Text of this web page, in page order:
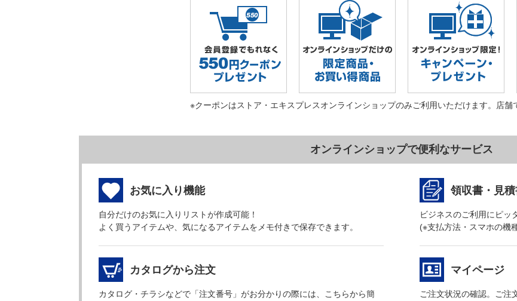
※クーポンはストア・エキスプレスオンラインショップのみご利用いただけます。店舗
オンラインショップで便利なサービス
お気に入り機能
自分だけのお気に入りリストが作成可能！
よく買うアイテムや、気になるアイテムをメモ付きで保存できます。
領収書・見
ビジネスのご利用にピッ
(※支払方法・スマホの機
カタログから注文
カタログ・チラシなどで「注文番号」がお分かりの際には、こちらから簡
マイページ
ご注文状況の確認。ご注